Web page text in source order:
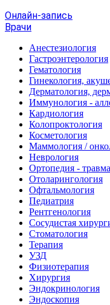
Онлайн-запись
Врачи
Анестезиология
Гастроэнтерология
Гематология
Гинекология,
Дерматология,
Иммунология -
Кардиология
Колопроктология
Косметология
Маммология /
Неврология
Ортопедия -
Отоларингология
Офтальмология
Педиатрия
Рентгенология
Сосудистая
Стоматология
Терапия
УЗД
Физиотерапия
Хирургия
Эндокринология
Эндоскопия